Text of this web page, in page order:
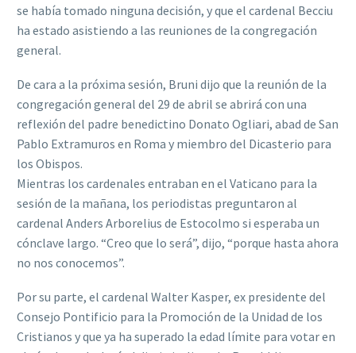
se había tomado ninguna decisión, y que el cardenal Becciu
ha estado asistiendo a las reuniones de la congregación
general.
De cara a la próxima sesión, Bruni dijo que la reunión de la
congregación general del 29 de abril se abrirá con una
reflexión del padre benedictino Donato Ogliari, abad de San
Pablo Extramuros en Roma y miembro del Dicasterio para
los Obispos.
Mientras los cardenales entraban en el Vaticano para la
sesión de la mañana, los periodistas preguntaron al
cardenal Anders Arborelius de Estocolmo si esperaba un
cónclave largo. “Creo que lo será”, dijo, “porque hasta ahora
no nos conocemos”.
Por su parte, el cardenal Walter Kasper, ex presidente del
Consejo Pontificio para la Promoción de la Unidad de los
Cristianos y que ya ha superado la edad límite para votar en